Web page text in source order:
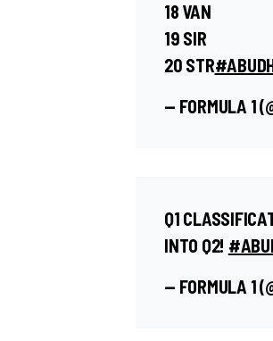
18 VAN
19 SIR
20 STR
— FORMULA 1
Q1
INTO Q2!
— FORMULA 1